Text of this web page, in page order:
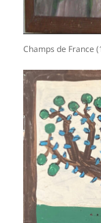
Champs de France